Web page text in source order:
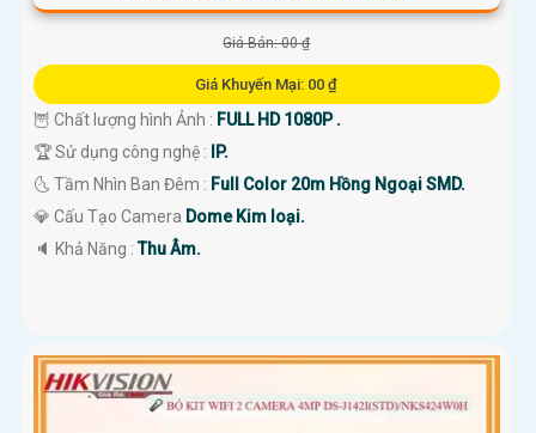
Giá Bán: 00 ₫
Giá Khuyến Mại: 00 ₫
🦉 Chất lượng hình Ảnh : FULL HD 1080P .
🏆 Sử dụng công nghệ :
IP.
🌜 Tầm Nhìn Ban Đêm : Full Color 20m Hồng Ngoại SMD.
💎 Cấu Tạo Camera Dome Kim loại.
️🔈 Khả Năng :Thu Âm.